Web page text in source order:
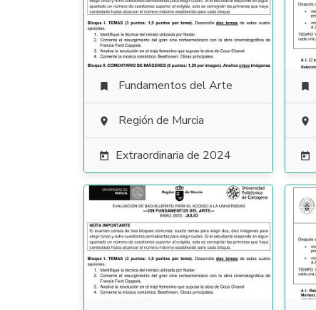
 Fundamentos del Arte
 Región de Murcia
 Extraordinaria de 2024


